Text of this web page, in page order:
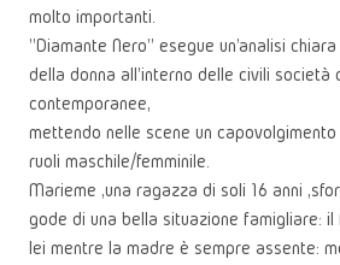
molto importanti.
"Diamante Nero" esegue un'analisi
della donna all'interno delle civili società
contemporanee,
mettendo nelle scene un
ruoli maschile/femminile.
Marieme ,una ragazza di soli 16 anni
gode di una bella situazione famigliare:
lei mentre la madre è sempre assente: